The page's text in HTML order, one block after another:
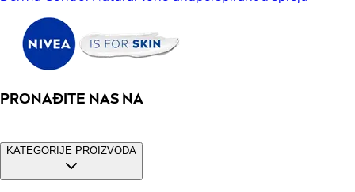
PRONAĐITE NAS NA
KATEGORIJE PROIZVODA